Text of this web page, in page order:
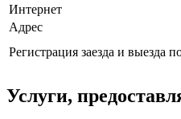
Интернет
Адрес
Регистрация заезда и выезда
Услуги,